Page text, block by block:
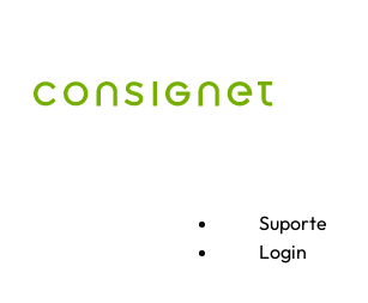
Suporte
Login